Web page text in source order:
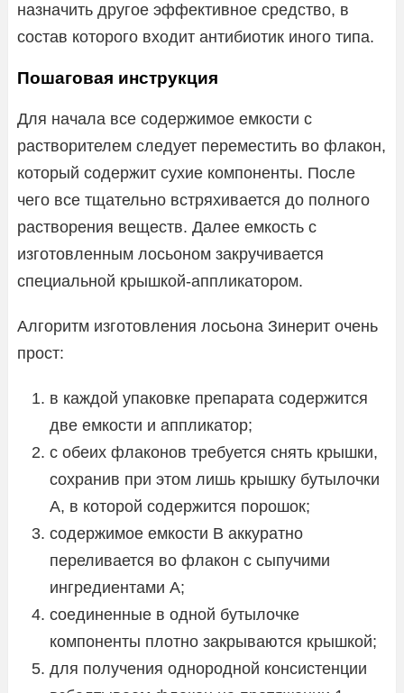
назначить другое эффективное средство, в
состав которого входит антибиотик иного типа.
Пошаговая инструкция
Для начала все содержимое емкости с
растворителем следует переместить во флакон,
который содержит сухие компоненты. После
чего все тщательно встряхивается до полного
растворения веществ. Далее емкость с
изготовленным лосьоном закручивается
специальной крышкой-аппликатором.
Алгоритм изготовления лосьона Зинерит очень
прост:
в каждой упаковке препарата содержится
две емкости и аппликатор;
с обеих флаконов требуется снять крышки,
сохранив при этом лишь крышку бутылочки
А, в которой содержится порошок;
содержимое емкости В аккуратно
переливается во флакон с сыпучими
ингредиентами А;
соединенные в одной бутылочке
компоненты плотно закрываются крышкой;
для получения однородной консистенции